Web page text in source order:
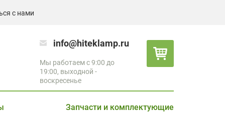
с нами
info@hiteklamp.ru
Мы работаем с 9:00 до
19:00, выходной -
воскресенье
Запчасти и комплектующие